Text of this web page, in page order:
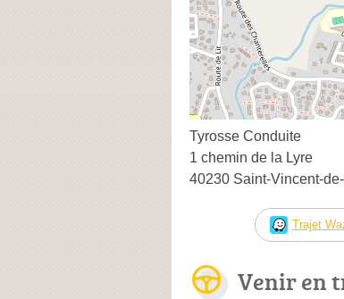
Tyrosse Conduite
1 chemin de la Lyre
40230 Saint-Vincent-
Trajet
Venir en